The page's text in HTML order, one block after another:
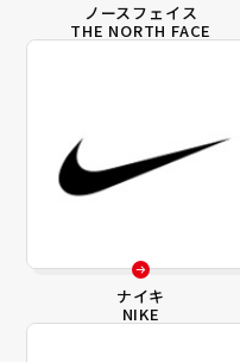
ノースフェイス
THE NORTH FACE
ナイキ
NIKE